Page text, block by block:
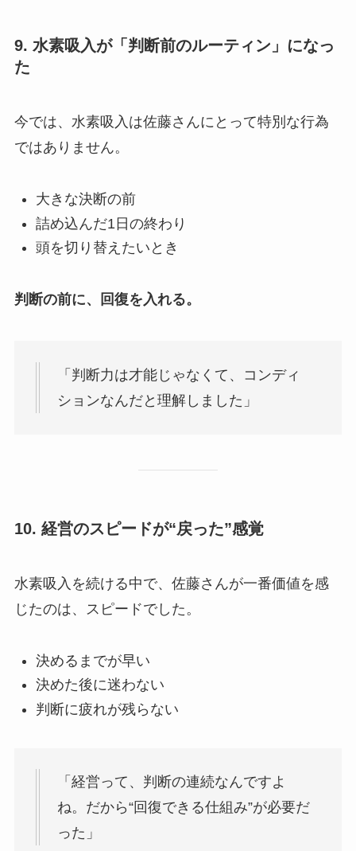
9. 水素吸入が「判断前のルーティン」になっ
た
今では、水素吸入は佐藤さんにとって特別な行為
ではありません。
大きな決断の前
詰め込んだ1日の終わり
頭を切り替えたいとき
判断の前に、回復を入れる。
「判断力は才能じゃなくて、コンディ
ションなんだと理解しました」
10. 経営のスピードが“戻った”感覚
水素吸入を続ける中で、佐藤さんが一番価値を感
じたのは、スピードでした。
決めるまでが早い
決めた後に迷わない
判断に疲れが残らない
「経営って、判断の連続なんですよ
ね。だから“回復できる仕組み”が必要だ
った」